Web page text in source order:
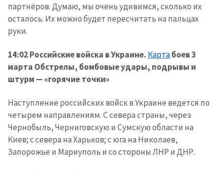
партнёров. Думаю, мы очень удивимся, сколько их
осталось. Их можно будет пересчитать на пальцах
руки.
14:02 Российские войска в Украине. Картабоев 3
марта Обстрелы, бомбовые удары, подрывы и
штурм — «горячие точки»
Наступление российских войск в Украине ведется по
четырем направлениям. С севера страны, через
Чернобыль, Черниговскую и Сумскую области на
Киев; с севера на Харьков; с юга на Николаев,
Запорожье и Мариуполь и со стороны ЛНР и ДНР.